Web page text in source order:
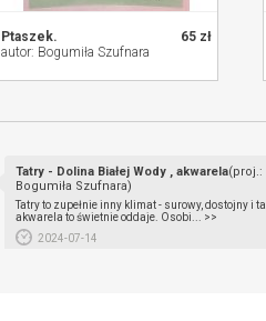
65 zł
Ptaszek.
autor: Bogumiła Szufnara
Tatry - Dolina Białej Wody , akwarela(proj.:
Bogumiła Szufnara)
Tatry to zupełnie inny klimat - surowy, dostojny i ta
akwarela to świetnie oddaje. Osobi... >>
2024-07-14